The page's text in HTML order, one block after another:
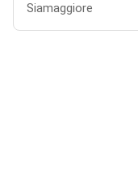
Siamaggiore